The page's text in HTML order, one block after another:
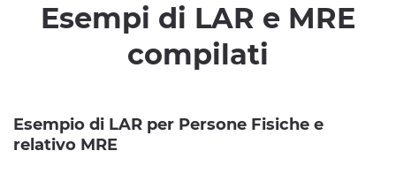
Esempi di LAR e MRE
compilati
Esempio di LAR per Persone Fisiche e
relativo MRE